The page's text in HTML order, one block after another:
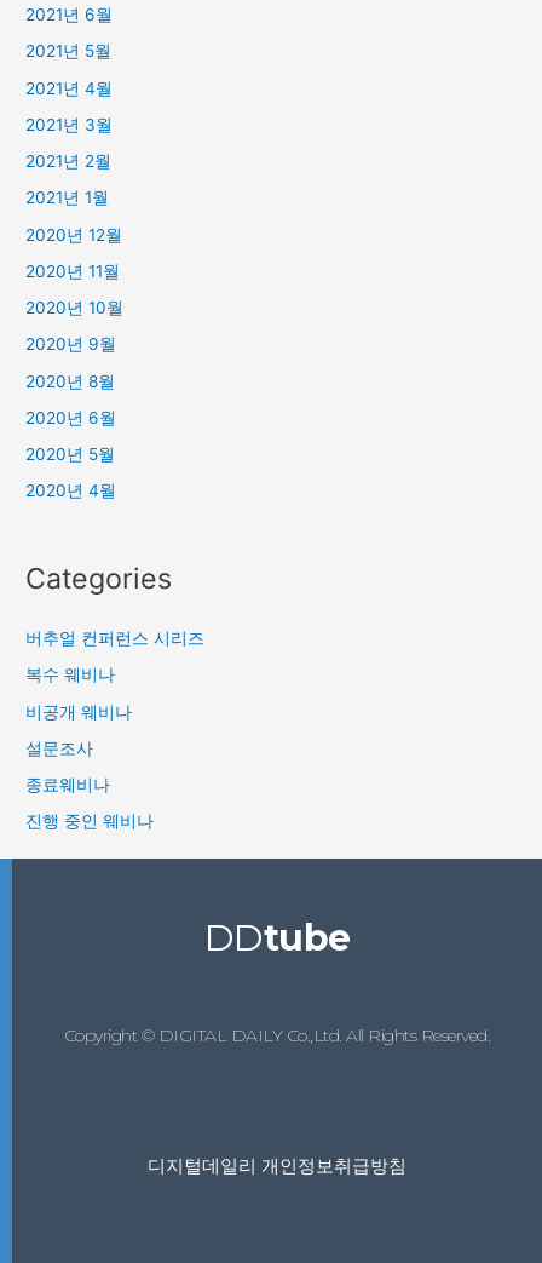
2021년 6월
2021년 5월
2021년 4월
2021년 3월
2021년 2월
2021년 1월
2020년 12월
2020년 11월
2020년 10월
2020년 9월
2020년 8월
2020년 6월
2020년 5월
2020년 4월
Categories
버추얼 컨퍼런스 시리즈
복수 웨비나
비공개 웨비나
설문조사
종료웨비나
진행 중인 웨비나
DDtube
Copyright © DIGITAL DAILY Co.,Ltd. All Rights Reserved.
디지털데일리 개인정보취급방침